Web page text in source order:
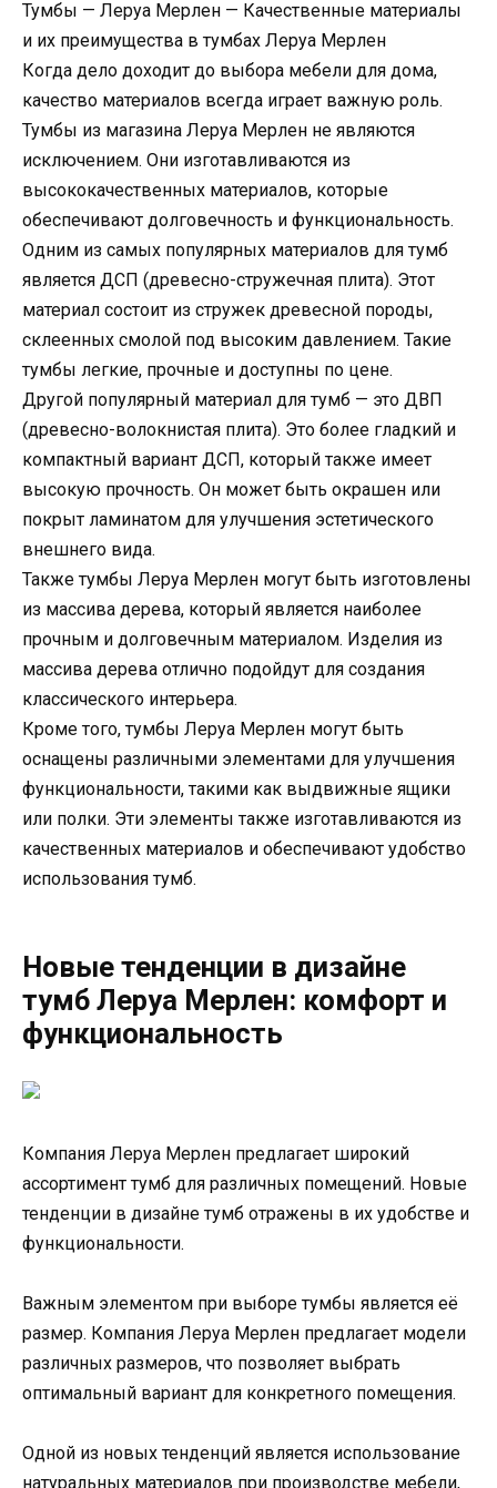
Тумбы — Леруа Мерлен — Качественные материалы
и их преимущества в тумбах Леруа Мерлен
Когда дело доходит до выбора мебели для дома,
качество материалов всегда играет важную роль.
Тумбы из магазина Леруа Мерлен не являются
исключением. Они изготавливаются из
высококачественных материалов, которые
обеспечивают долговечность и функциональность.
Одним из самых популярных материалов для тумб
является ДСП (древесно-стружечная плита). Этот
материал состоит из стружек древесной породы,
склеенных смолой под высоким давлением. Такие
тумбы легкие, прочные и доступны по цене.
Другой популярный материал для тумб — это ДВП
(древесно-волокнистая плита). Это более гладкий и
компактный вариант ДСП, который также имеет
высокую прочность. Он может быть окрашен или
покрыт ламинатом для улучшения эстетического
внешнего вида.
Также тумбы Леруа Мерлен могут быть изготовлены
из массива дерева, который является наиболее
прочным и долговечным материалом. Изделия из
массива дерева отлично подойдут для создания
классического интерьера.
Кроме того, тумбы Леруа Мерлен могут быть
оснащены различными элементами для улучшения
функциональности, такими как выдвижные ящики
или полки. Эти элементы также изготавливаются из
качественных материалов и обеспечивают удобство
использования тумб.
Новые тенденции в дизайне
тумб Леруа Мерлен: комфорт и
функциональность
Компания Леруа Мерлен предлагает широкий
ассортимент тумб для различных помещений. Новые
тенденции в дизайне тумб отражены в их удобстве и
функциональности.
Важным элементом при выборе тумбы является её
размер. Компания Леруа Мерлен предлагает модели
различных размеров, что позволяет выбрать
оптимальный вариант для конкретного помещения.
Одной из новых тенденций является использование
натуральных материалов при производстве мебели,